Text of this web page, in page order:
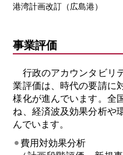
港湾計画改訂（広島港）
事業評価
行政のアカウンタビリ
業評価は、時代の要請に
様化が進んでいます。全
ね、経済波及効果分析や
んでいます。
費用対効果分析